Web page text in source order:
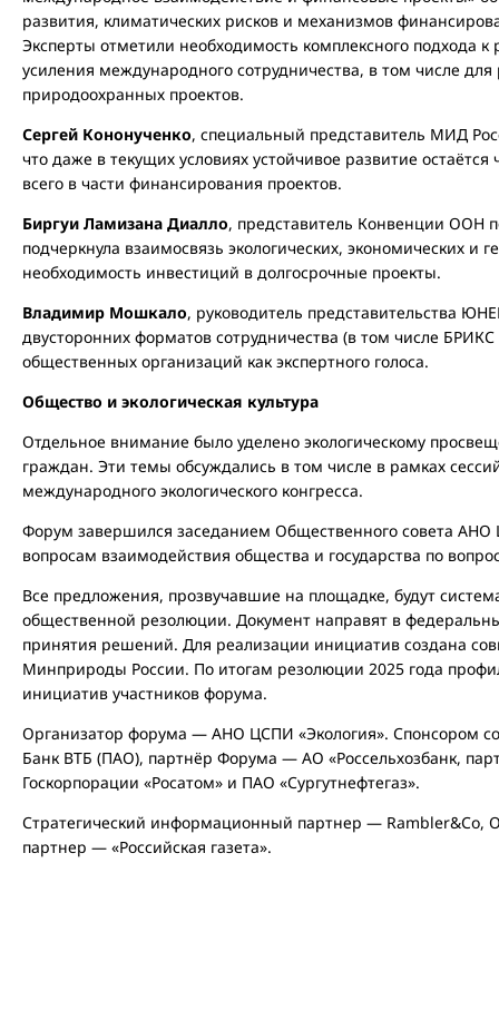
развития, климатических рисков и механизмов
Эксперты отметили необходимость комплексного подхода
усиления международного сотрудничества, в том числе
природоохранных проектов.
Сергей Кононученко, специальный представитель МИД
что даже в текущих условиях устойчивое развитие
всего в части финансирования проектов.
Биргуи Ламизана Диалло, представитель Конвенции ООН
подчеркнула взаимосвязь экологических, экономических и
необходимость инвестиций в долгосрочные проекты.
Владимир Мошкало, руководитель представительства
двусторонних форматов сотрудничества (в том числе
общественных организаций как экспертного голоса.
Общество и экологическая культура
Отдельное внимание было уделено экологическому
граждан. Эти темы обсуждались в том числе в рамках
международного экологического конгресса.
Форум завершился заседанием Общественного совета
вопросам взаимодействия общества и государства по
Все предложения, прозвучавшие на площадке, будут
общественной резолюции. Документ направят в
принятия решений. Для реализации инициатив создана
Минприроды России. По итогам резолюции 2025 года
инициатив участников форума.
Организатор форума — АНО ЦСПИ «Экология». Спонсором
Банк ВТБ (ПАО), партнёр Форума — АО «Россельхозбанк,
Госкорпорации «Росатом» и ПАО «Сургутнефтегаз».
Стратегический информационный партнер —
партнер — «Российская газета».